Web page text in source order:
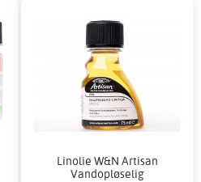
Linolie W&N Artisan
Vandopløselig